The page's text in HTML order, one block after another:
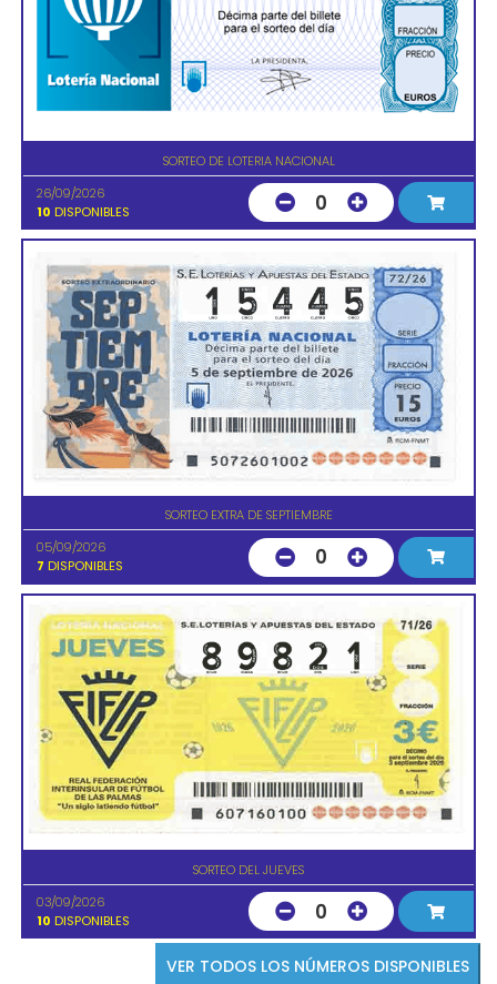
SORTEO DE LOTERIA NACIONAL
26/09/2026
10 DISPONIBLES 0
SORTEO EXTRA DE SEPTIEMBRE
05/09/2026
7 DISPONIBLES 0
SORTEO DEL JUEVES
03/09/2026
10 DISPONIBLES 0
VER TODOS LOS NÚMEROS DISPONIBLES